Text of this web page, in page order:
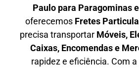
Paulo para Paragominas
oferecemos Fretes
precisa transportar Móveis,
Caixas, Encomendas e
rapidez e eficiência. Com